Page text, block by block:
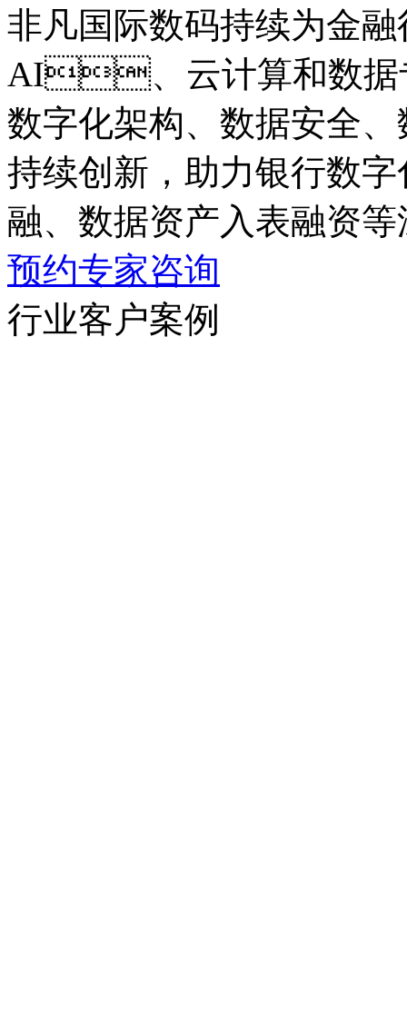
非凡国际数码持续为金
AI、云计算和数据专业
数字化架构、数据安全
持续创新，助力银行数
融、数据资产入表融资
预约专家咨询
行业客户案例